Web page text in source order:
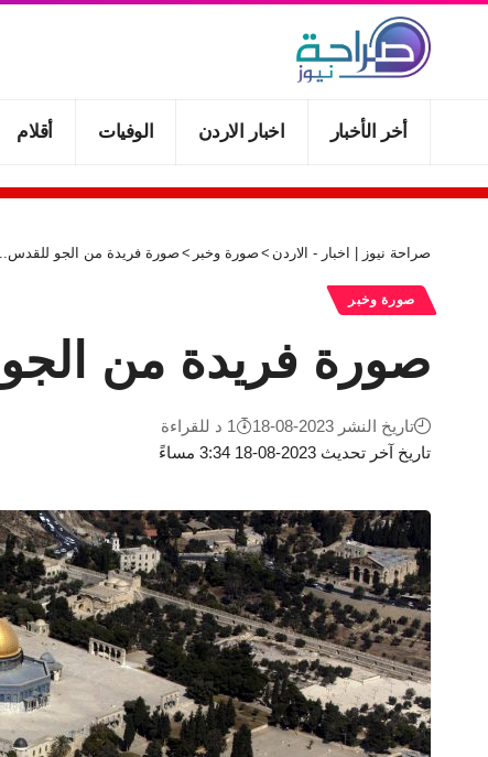
أخر الأخبار اخبار الاردن الوفيات أقلام
صراحة نيوز | اخبار - الاردن > صورة وخبر > صورة فريدة من الجو للقدس..
صورة وخبر
صورة فريدة من
تاريخ آخر تحديث 2023-08-18 3:34 مساءً
تاريخ النشر 2023-08-18 1 د للقراءة